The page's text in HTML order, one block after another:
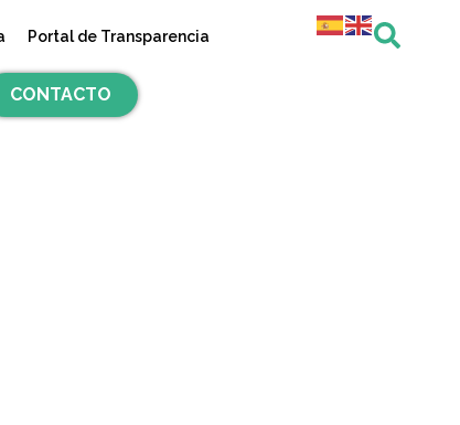
Portal de Transparencia
CONTACTO